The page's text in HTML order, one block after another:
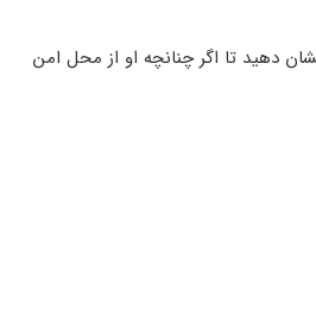
دهید تا اگر چنانچه او از محل امن